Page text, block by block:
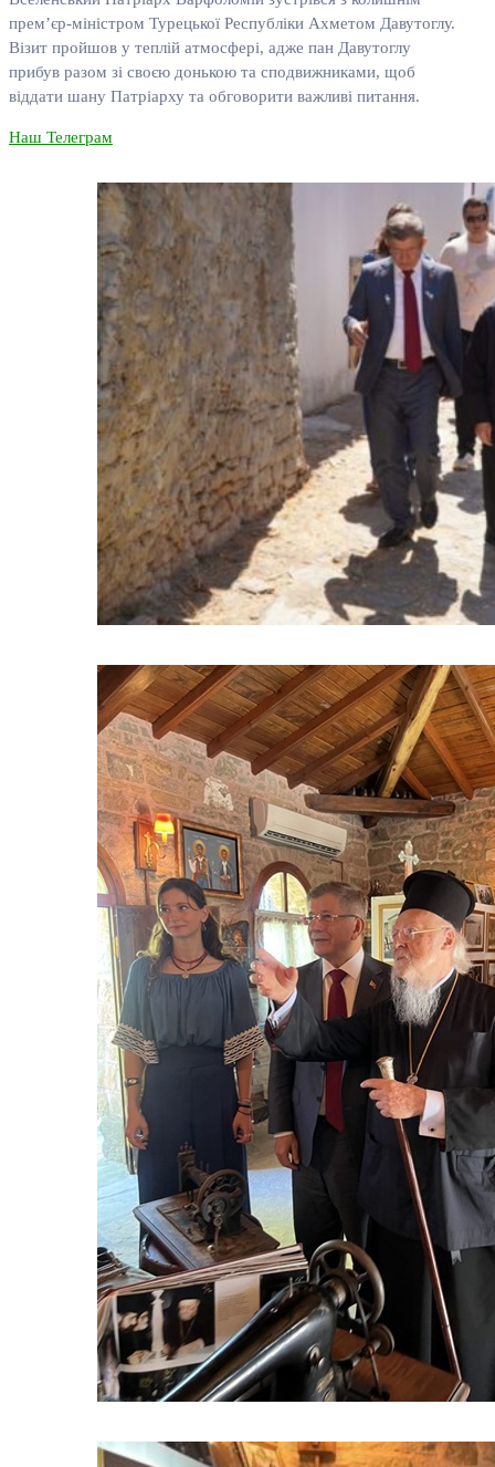
прем’єр-міністром Турецької Республіки Ахметом Давутоглу.
Візит пройшов у теплій атмосфері, адже пан Давутоглу
прибув разом зі своєю донькою та сподвижниками, щоб
віддати шану Патріарху та обговорити важливі питання.
Наш Телеграм